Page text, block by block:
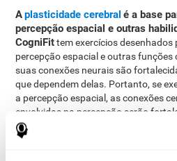
Aplasticidade cerebral é a base
percepção espacial e outras
CogniFittem exercícios
percepção espacial e outras funções
suas conexões neurais são
que dependem delas. Portanto, se
a percepção espacial, as conexões
envolvidas na percepção serão
nossos olhos enviam informações
processa, as conexões serão mais